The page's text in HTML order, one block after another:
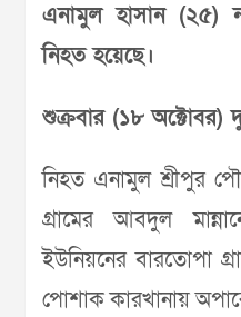
এনামুল হাসান (২৫)
নিহত হয়েছে।
শুক্রবার (১৮ অক্টোবর)
নিহত এনামুল শ্রীপুর
গ্রামের আবদুল
ইউনিয়নের বারতোপা
পোশাক কারখানায়